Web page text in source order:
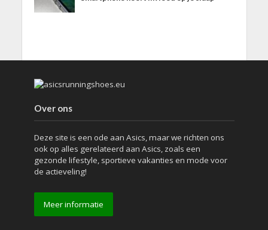
Over ons
Deze site is een ode aan Asics, maar we richten ons
ook op alles gerelateerd aan Asics, zoals een
gezonde lifestyle, sportieve vakanties en mode voor
de actieveling!
Meer informatie